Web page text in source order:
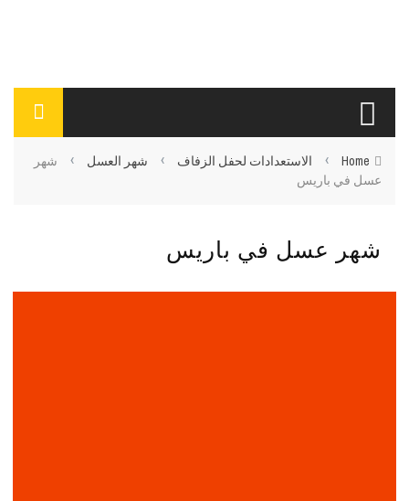
Home
› الاستعدادات لحفل الزفاف › شهر العسل ›
شهر
عسل في باريس
شهر عسل في باريس